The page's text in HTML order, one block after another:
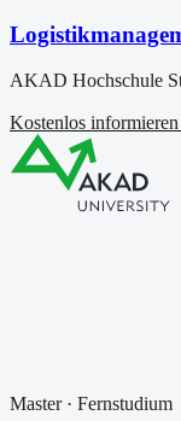
AKAD Hochschule
Kostenlos
Master· Fernstudium